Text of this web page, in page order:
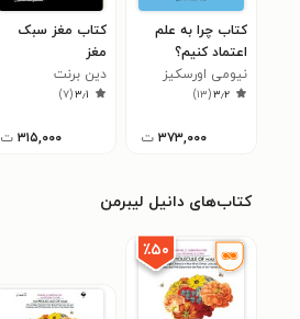
کتاب چرا به علم
اعتماد کنیم؟
نیومی اورسکیز
۳٫۲(۱۳)
۳۷۳,۰۰۰ ت
کتاب مغز سبک
مغز
دین برنت
۳٫۱(۷)
۳۱۵,۰۰۰ ت
کتاب‌های دانیل لیبرمن
٪۵۰